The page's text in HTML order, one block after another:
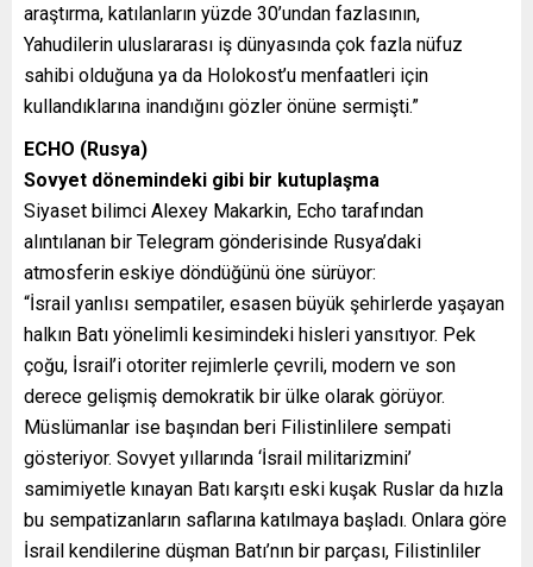
araştırma, katılanların yüzde 30’undan fazlasının,
Yahudilerin uluslararası iş dünyasında çok fazla nüfuz
sahibi olduğuna ya da Holokost’u menfaatleri için
kullandıklarına inandığını gözler önüne sermişti.”
ECHO (Rusya)
Sovyet dönemindeki gibi bir kutuplaşma
Siyaset bilimci Alexey Makarkin, Echo tarafından
alıntılanan bir Telegram gönderisinde Rusya’daki
atmosferin eskiye döndüğünü öne sürüyor:
“İsrail yanlısı sempatiler, esasen büyük şehirlerde yaşayan
halkın Batı yönelimli kesimindeki hisleri yansıtıyor. Pek
çoğu, İsrail’i otoriter rejimlerle çevrili, modern ve son
derece gelişmiş demokratik bir ülke olarak görüyor.
Müslümanlar ise başından beri Filistinlilere sempati
gösteriyor. Sovyet yıllarında ‘İsrail militarizmini’
samimiyetle kınayan Batı karşıtı eski kuşak Ruslar da hızla
bu sempatizanların saflarına katılmaya başladı. Onlara göre
İsrail kendilerine düşman Batı’nın bir parçası, Filistinliler